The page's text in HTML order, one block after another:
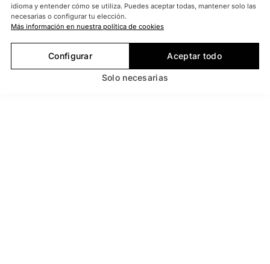
idioma y entender cómo se utiliza. Puedes aceptar todas, mantener solo las
necesarias o configurar tu elección.
Más información en nuestra política de cookies
Solo necesarias
Configurar Aceptar todo